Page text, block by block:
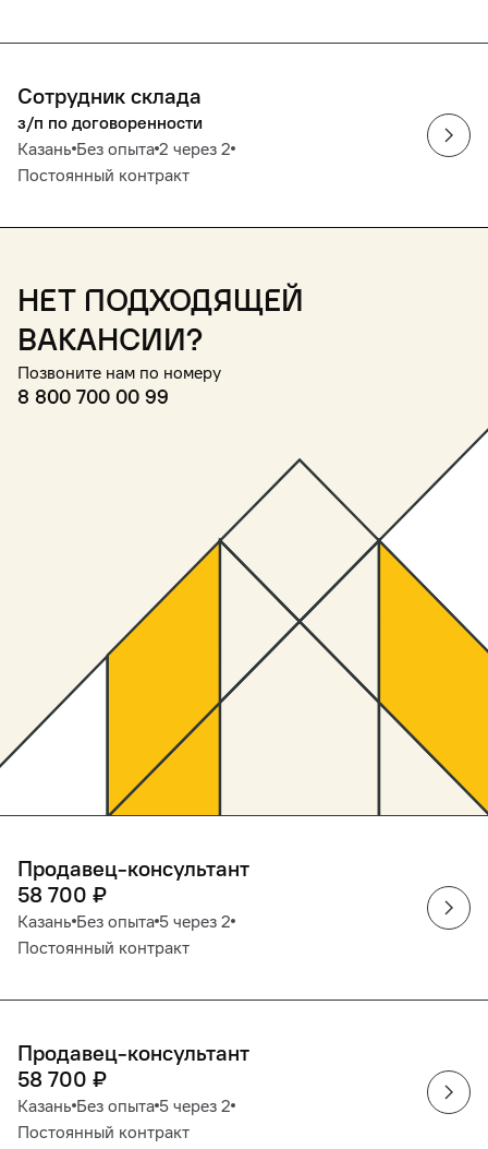
Сотрудник склада
з/п по договоренности
Казань Без опыта 2 через 2
Постоянный контракт
Нет подходящей
вакансии?
Позвоните нам по номеру
8 800 700 00 99
Продавец-консультант
58 700 ₽
Казань Без опыта 5 через 2
Постоянный контракт
Продавец-консультант
58 700 ₽
Казань Без опыта 5 через 2
Постоянный контракт